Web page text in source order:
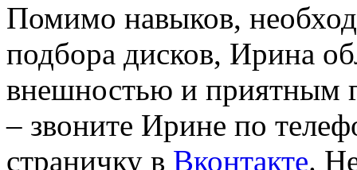
Помимо навыков,
подбора дисков, Ирина
внешностью и приятным
– звоните Ирине по
страничку в Вконтакте.